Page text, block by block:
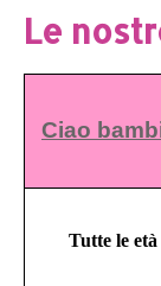
Le
Ciao
Tutte le età